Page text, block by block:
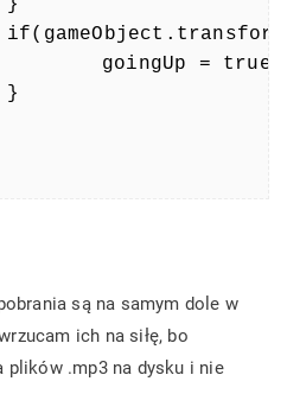
są na samym dole w
ich na siłę, bo
plików .mp3 na dysku i nie